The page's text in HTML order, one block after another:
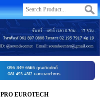
PRO EUROTECH